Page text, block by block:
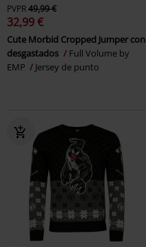
PVPR49,99 €
32,99 €
Cute Morbid Cropped Jumper con
desgastados
Full Volume by
EMP
Jersey de punto